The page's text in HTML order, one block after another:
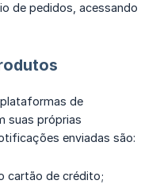
de pedidos, acessando
de
suas próprias
enviadas são:
cartão de crédito;